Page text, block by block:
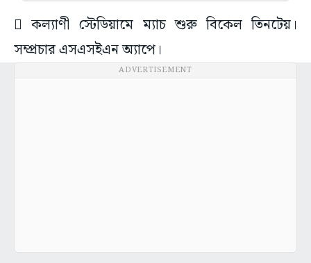
 কল্যাণী স্টেডিয়ামে ম্যাচ শুরু বিকেল তিনটেয়।
সম্প্রচার এসএসইএন অ্যাপে।
ADVERTISEMENT